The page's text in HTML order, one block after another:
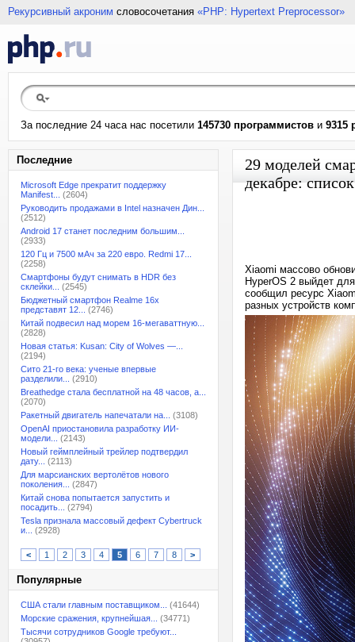
Рекурсивный акроним словосочетания «PHP: Hypertext Preprocessor»
За последние 24 часа нас посетили 145730 программистов и 9315
Последние
Microsoft Edge прекратит поддержку
Manifest...
(2604)
Руководить продажами в Intel назначен Дин...
(2512)
Android 17 станет последним большим...
(2933)
120 Гц и 7500 мАч за 220 евро. Redmi 17...
(2258)
Смартфоны будут снимать в HDR без
склейки...
(2545)
Бюджетный смартфон Realme 16x
представят 12...
(2746)
Китай подвесил над морем 16-мегаваттную...
(2828)
Новая статья: Kusan: City of Wolves —...
(2194)
Сито 21-го века: ученые впервые
разделили...
(2910)
Breathedge стала бесплатной на 48 часов, а...
(2070)
Ракетный двигатель напечатали на...
(3108)
OpenAI приостановила разработку ИИ-
модели...
(2143)
Новый геймплейный трейлер подтвердил
дату...
(2113)
Для марсианских вертолётов нового
поколения...
(2847)
Китай снова попытается запустить и
посадить...
(2794)
Tesla признала массовый дефект Cybertruck
и...
(2928)
< 1 2 3 4 5 6 7 8 >
Популярные
США стали главным поставщиком...
(41644)
Морские сражения, крупнейшая...
(34771)
Тысячи сотрудников Google требуют...
29 моделей
декабре:
Xiaomi массово
HyperOS 2 выйдет
сообщил ресурс
разных устройств